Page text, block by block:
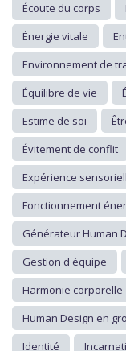
Écoute du corps
Énergie vitale
Environnement de
Équilibre de vie
Estime de soi
Évitement de conflit
Expérience
Fonctionnement
Générateur Human
Gestion d'équipe
Harmonie corporelle
Human Design en
Identité